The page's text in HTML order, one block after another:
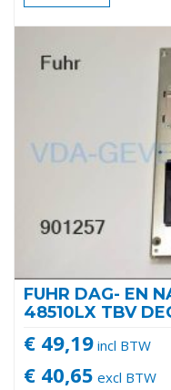
FUHR DAG- EN
48510LX TBV
€ 49,19 incl BTW
€ 40,65 excl BTW